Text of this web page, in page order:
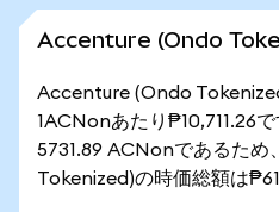
Accenture (Ondo
Accenture (Ondo
1ACNonあたり₱10,711.26
5731.89 ACNonであるた
Tokenized)の時価総額は